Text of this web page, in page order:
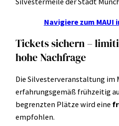
Navigiere zum MAUI
Tickets sichern –
hohe Nachfrage
Die Silvesterveranstaltung im
erfahrungsgemäß frühzeitig
begrenzten Plätze wird eine
empfohlen.